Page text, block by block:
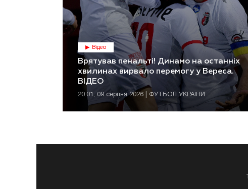
Відео
Врятував пенальті! Динамо на останніх
хвилинах вирвало перемогу у Вереса.
ВІДЕО
20:01, 09 серпня 2026 | ФУТБОЛ УКРАЇНИ